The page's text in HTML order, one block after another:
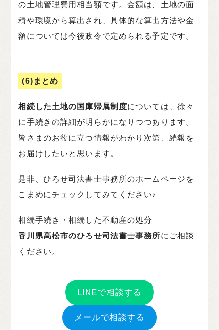
の土地管理費用相当額です。金額は、土地の面
積や環境から算出され、具体的な算出方法や金
額については今後政令で定められる予定です。
(6)まとめ
相続した土地の国庫帰属制度については、徐々
に手続きの詳細が明らかになりつつあります。
皆さまのお役に立つ情報がわかり次第、続報を
お届けしたいと思います。
是非、ひろせ司法書士事務所のホームページを
こまめにチェックしてみてください♪
相続手続き・相続した不動産の処分
香川県高松市のひろせ司法書士事務所にご相談
ください。
LINEで相談する
メールで相談する